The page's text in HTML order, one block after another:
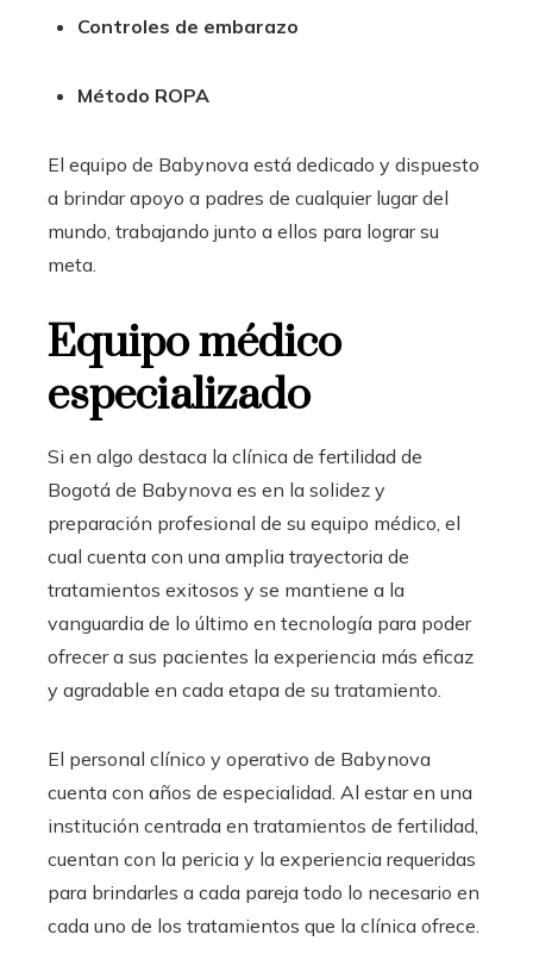
Controles de embarazo
Método ROPA
El equipo de Babynova está dedicado y dispuesto
a brindar apoyo a padres de cualquier lugar del
mundo, trabajando junto a ellos para lograr su
meta.
Equipo médico
especializado
Si en algo destaca la clínica de fertilidad de
Bogotá de Babynova es en la solidez y
preparación profesional de su equipo médico, el
cual cuenta con una amplia trayectoria de
tratamientos exitosos y se mantiene a la
vanguardia de lo último en tecnología para poder
ofrecer a sus pacientes la experiencia más eficaz
y agradable en cada etapa de su tratamiento.
El personal clínico y operativo de Babynova
cuenta con años de especialidad. Al estar en una
institución centrada en tratamientos de fertilidad,
cuentan con la pericia y la experiencia requeridas
para brindarles a cada pareja todo lo necesario en
cada uno de los tratamientos que la clínica ofrece.